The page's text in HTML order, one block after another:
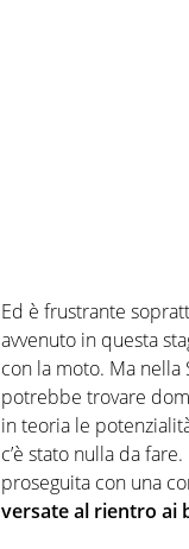
Ed è frustrante
avvenuto in questa
con la moto. Ma nella
potrebbe trovare
in teoria le
c’è stato nulla da
proseguita con una
versate al rientro ai